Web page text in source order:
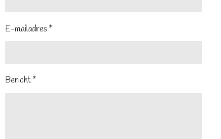
E-mailadres *
Bericht *